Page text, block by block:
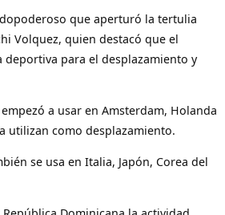
que aperturó la tertulia
Volquez, quien destacó que el
deportiva para el desplazamiento y
a usar en Amsterdam, Holanda
utilizan como desplazamiento.
se usa en Italia, Japón, Corea del